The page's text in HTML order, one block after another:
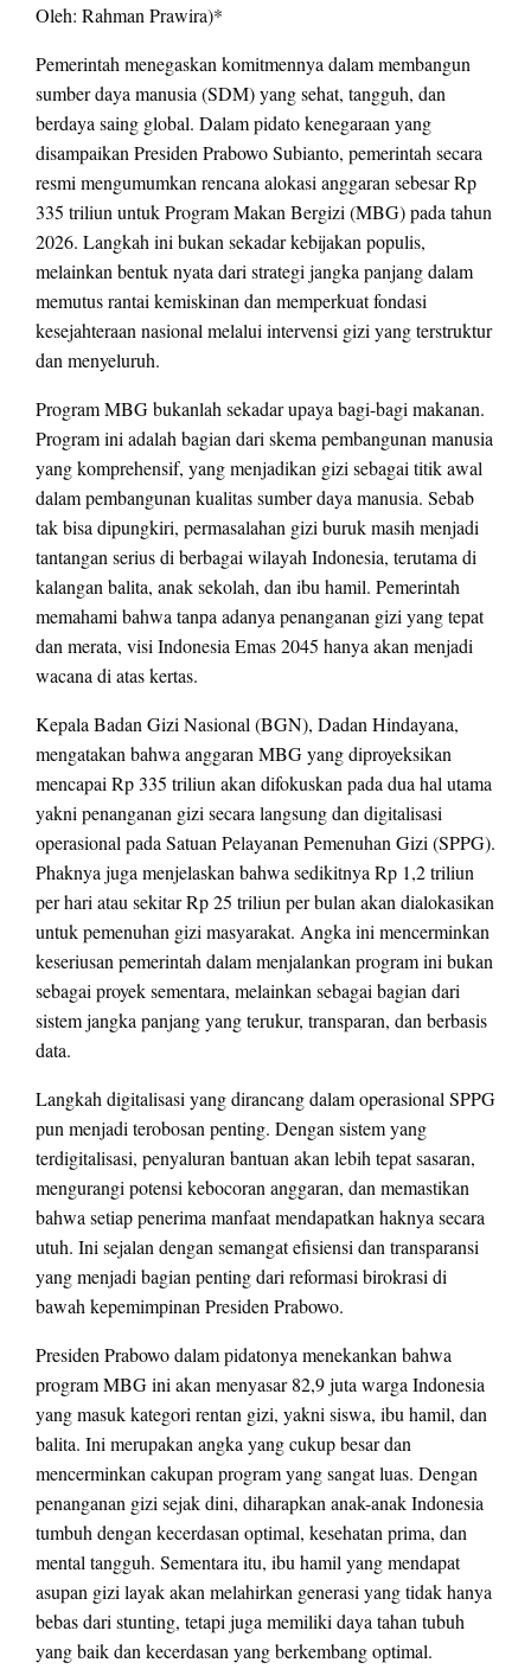
Oleh: Rahman Prawira)*
Pemerintah menegaskan komitmennya dalam membangun
sumber daya manusia (SDM) yang sehat, tangguh, dan
berdaya saing global. Dalam pidato kenegaraan yang
disampaikan Presiden Prabowo Subianto, pemerintah secara
resmi mengumumkan rencana alokasi anggaran sebesar Rp
335 triliun untuk Program Makan Bergizi (MBG) pada tahun
2026. Langkah ini bukan sekadar kebijakan populis,
melainkan bentuk nyata dari strategi jangka panjang dalam
memutus rantai kemiskinan dan memperkuat fondasi
kesejahteraan nasional melalui intervensi gizi yang terstruktur
dan menyeluruh.
Program MBG bukanlah sekadar upaya bagi-bagi makanan.
Program ini adalah bagian dari skema pembangunan manusia
yang komprehensif, yang menjadikan gizi sebagai titik awal
dalam pembangunan kualitas sumber daya manusia. Sebab
tak bisa dipungkiri, permasalahan gizi buruk masih menjadi
tantangan serius di berbagai wilayah Indonesia, terutama di
kalangan balita, anak sekolah, dan ibu hamil. Pemerintah
memahami bahwa tanpa adanya penanganan gizi yang tepat
dan merata, visi Indonesia Emas 2045 hanya akan menjadi
wacana di atas kertas.
Kepala Badan Gizi Nasional (BGN), Dadan Hindayana,
mengatakan bahwa anggaran MBG yang diproyeksikan
mencapai Rp 335 triliun akan difokuskan pada dua hal utama
yakni penanganan gizi secara langsung dan digitalisasi
operasional pada Satuan Pelayanan Pemenuhan Gizi (SPPG).
Phaknya juga menjelaskan bahwa sedikitnya Rp 1,2 triliun
per hari atau sekitar Rp 25 triliun per bulan akan dialokasikan
untuk pemenuhan gizi masyarakat. Angka ini mencerminkan
keseriusan pemerintah dalam menjalankan program ini bukan
sebagai proyek sementara, melainkan sebagai bagian dari
sistem jangka panjang yang terukur, transparan, dan berbasis
data.
Langkah digitalisasi yang dirancang dalam operasional SPPG
pun menjadi terobosan penting. Dengan sistem yang
terdigitalisasi, penyaluran bantuan akan lebih tepat sasaran,
mengurangi potensi kebocoran anggaran, dan memastikan
bahwa setiap penerima manfaat mendapatkan haknya secara
utuh. Ini sejalan dengan semangat efisiensi dan transparansi
yang menjadi bagian penting dari reformasi birokrasi di
bawah kepemimpinan Presiden Prabowo.
Presiden Prabowo dalam pidatonya menekankan bahwa
program MBG ini akan menyasar 82,9 juta warga Indonesia
yang masuk kategori rentan gizi, yakni siswa, ibu hamil, dan
balita. Ini merupakan angka yang cukup besar dan
mencerminkan cakupan program yang sangat luas. Dengan
penanganan gizi sejak dini, diharapkan anak-anak Indonesia
tumbuh dengan kecerdasan optimal, kesehatan prima, dan
mental tangguh. Sementara itu, ibu hamil yang mendapat
asupan gizi layak akan melahirkan generasi yang tidak hanya
bebas dari stunting, tetapi juga memiliki daya tahan tubuh
yang baik dan kecerdasan yang berkembang optimal.